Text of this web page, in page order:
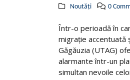
Noutăți 0
Într-o perioadă în
migrație accentuată
Găgăuzia (UTAG)
alarmante într-un
simultan nevoile